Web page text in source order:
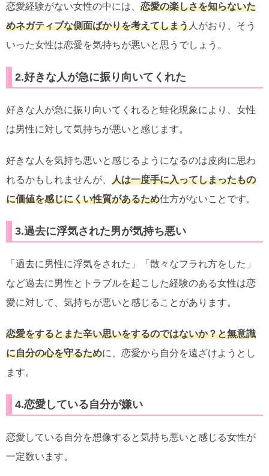
恋愛経験がない女性の中には、 恋愛の楽しさを知らないた
めネガティブな側面ばかりを考えてしまう 人がおり、そう
いった女性は恋愛を気持ちが悪いと思うでしょう。
2.好きな人が急に振り向いてくれた
好きな人が急に振り向いてくれると蛙化現象により、女性
は男性に対して気持ちが悪いと感じます。
好きな人を気持ち悪いと感じるようになるのは皮肉に思わ
れるかもしれませんが、 人は一度手に入ってしまったもの
に価値を感じにくい性質があるため仕方がないことです。
3.過去に浮気された男が気持ち悪い
「過去に男性に浮気をされた」「散々なフラれ方をした」
など過去に男性とトラブルを起こした経験のある女性は恋
愛に対して、気持ちが悪いと感じることがあります。
恋愛をするとまた辛い思いをするのではないか？と無意識
に自分の心を守るために、恋愛から自分を遠ざけようとし
ます。
4.恋愛している自分が嫌い
恋愛している自分を想像すると気持ち悪いと感じる女性が
一定数います。